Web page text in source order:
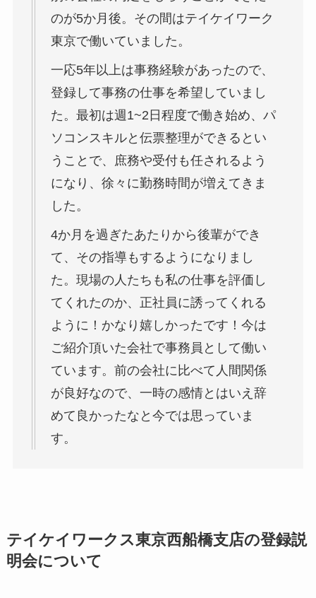
のが5か月後。その間はテイケイワーク
東京で働いていました。
一応5年以上は事務経験があったので、
登録して事務の仕事を希望していまし
た。最初は週1~2日程度で働き始め、パ
ソコンスキルと伝票整理ができるとい
うことで、庶務や受付も任されるよう
になり、徐々に勤務時間が増えてきま
した。
4か月を過ぎたあたりから後輩ができ
て、その指導もするようになりまし
た。現場の人たちも私の仕事を評価し
てくれたのか、正社員に誘ってくれる
ように！かなり嬉しかったです！今は
ご紹介頂いた会社で事務員として働い
ています。前の会社に比べて人間関係
が良好なので、一時の感情とはいえ辞
めて良かったなと今では思っていま
す。
テイケイワークス東京西船橋支店の登録説
明会について